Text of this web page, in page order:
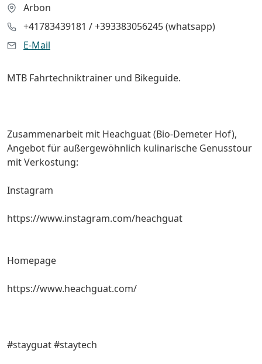
Arbon
+41783439181 / +393383056245 (whatsapp)
E-Mail
MTB Fahrtechniktrainer und Bikeguide.
Zusammenarbeit mit Heachguat (Bio-Demeter Hof),
Angebot für außergewöhnlich kulinarische Genusstour
mit Verkostung:
Instagram
https://www.instagram.com/heachguat
Homepage
https://www.heachguat.com/
#stayguat #staytech